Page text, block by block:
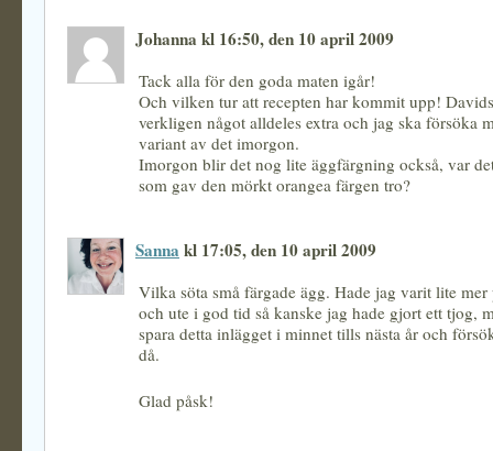
Johanna kl 16:50, den 10 april 2009
Tack alla för den goda maten igår!
Och vilken tur att recepten har kommit upp!
verkligen något alldeles extra och jag ska försöka
variant av det imorgon.
Imorgon blir det nog lite äggfärgning också, var
som gav den mörkt orangea färgen tro?
Sanna kl 17:05, den 10 april 2009
Vilka söta små färgade ägg. Hade jag varit lite
och ute i god tid så kanske jag hade gjort ett tjog,
spara detta inlägget i minnet tills nästa år och
då.
Glad påsk!